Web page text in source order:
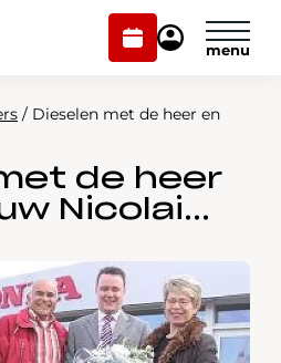
Plan
onderhoud
Mijn
onderhoud
/ Dieselen met de heer en
de heer
Nicolai…